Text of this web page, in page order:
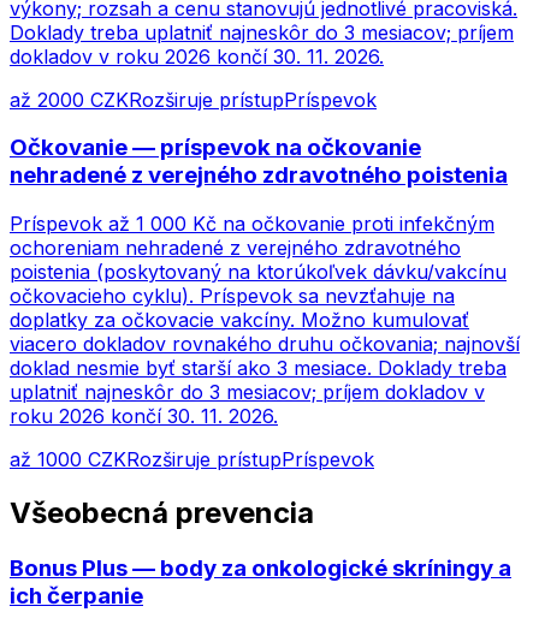
výkony; rozsah a cenu stanovujú jednotlivé pracoviská.
Doklady treba uplatniť najneskôr do 3 mesiacov; príjem
dokladov v roku 2026 končí 30. 11. 2026.
až 2000 CZKRozširuje prístupPríspevok
Očkovanie — príspevok na očkovanie
nehradené z verejného zdravotného poistenia
Príspevok až 1 000 Kč na očkovanie proti infekčným
ochoreniam nehradené z verejného zdravotného
poistenia (poskytovaný na ktorúkoľvek dávku/vakcínu
očkovacieho cyklu). Príspevok sa nevzťahuje na
doplatky za očkovacie vakcíny. Možno kumulovať
viacero dokladov rovnakého druhu očkovania; najnovší
doklad nesmie byť starší ako 3 mesiace. Doklady treba
uplatniť najneskôr do 3 mesiacov; príjem dokladov v
roku 2026 končí 30. 11. 2026.
až 1000 CZKRozširuje prístupPríspevok
Všeobecná prevencia
Bonus Plus — body za onkologické skríningy a
ich čerpanie